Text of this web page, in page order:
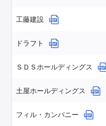
工藤建設
ドラフト
ＳＤＳホールディングス
土屋ホールディングス
フィル・カンパニー